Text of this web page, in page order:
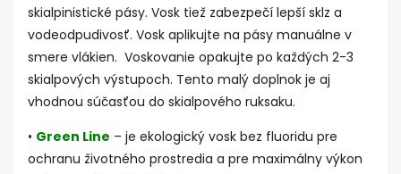
skialpinistické pásy. Vosk tiež zabezpečí lepší sklz a
vodeodpudivosť. Vosk aplikujte na pásy manuálne v
smere vlákien. Voskovanie opakujte po každých 2-3
skialpových výstupoch. Tento malý doplnok je aj
vhodnou súčasťou do skialpového ruksaku.
• Green Line – je ekologický vosk bez fluoridu pre
ochranu životného prostredia a pre maximálny výkon